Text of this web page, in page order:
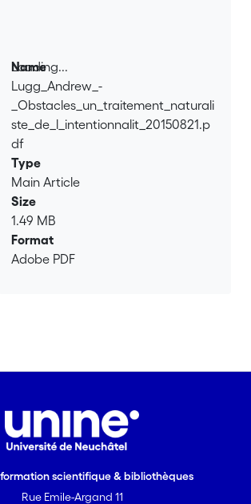
Loading...
Loading...
Name
Lugg_Andrew_-
_Obstacles_un_traitement_naturali
ste_de_l_intentionnalit_20150821.p
df
Type
Main Article
Size
1.49 MB
Format
Adobe PDF
scientifique & bibliothèques
Rue Emile-Argand 11